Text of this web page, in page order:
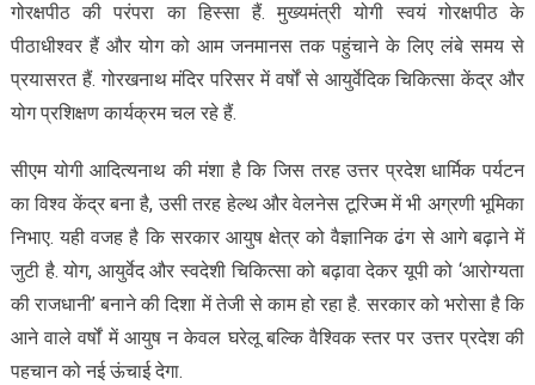
गोरक्षपीठ की परंपरा का हिस्सा हैं. मुख्यमंत्री योगी स्वयं गोरक्षपीठ के
पीठाधीश्वर हैं और योग को आम जनमानस तक पहुंचाने के लिए लंबे समय से
प्रयासरत हैं. गोरखनाथ मंदिर परिसर में वर्षों से आयुर्वेदिक चिकित्सा केंद्र और
योग प्रशिक्षण कार्यक्रम चल रहे हैं.
सीएम योगी आदित्यनाथ की मंशा है कि जिस तरह उत्तर प्रदेश धार्मिक पर्यटन
का विश्व केंद्र बना है, उसी तरह हेल्थ और वेलनेस टूरिज्म में भी अग्रणी भूमिका
निभाए. यही वजह है कि सरकार आयुष क्षेत्र को वैज्ञानिक ढंग से आगे बढ़ाने में
जुटी है. योग, आयुर्वेद और स्वदेशी चिकित्सा को बढ़ावा देकर यूपी को ‘आरोग्यता
की राजधानी’ बनाने की दिशा में तेजी से काम हो रहा है. सरकार को भरोसा है कि
आने वाले वर्षों में आयुष न केवल घरेलू बल्कि वैश्विक स्तर पर उत्तर प्रदेश की
पहचान को नई ऊंचाई देगा.